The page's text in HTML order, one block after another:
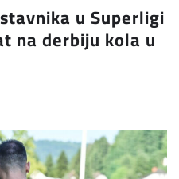
u Superligi
na derbiju kola u